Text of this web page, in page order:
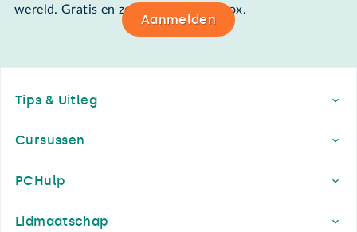
wereld. Gratis en zomaar in de mailbox.
Aanmelden
Tips & Uitleg
Cursussen
PCHulp
Lidmaatschap